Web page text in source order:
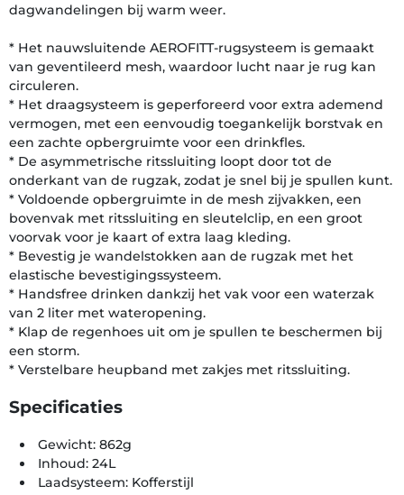
dagwandelingen bij warm weer.
* Het nauwsluitende AEROFITT-rugsysteem is gemaakt
van geventileerd mesh, waardoor lucht naar je rug kan
circuleren.
* Het draagsysteem is geperforeerd voor extra ademend
vermogen, met een eenvoudig toegankelijk borstvak en
een zachte opbergruimte voor een drinkfles.
* De asymmetrische ritssluiting loopt door tot de
onderkant van de rugzak, zodat je snel bij je spullen kunt.
* Voldoende opbergruimte in de mesh zijvakken, een
bovenvak met ritssluiting en sleutelclip, en een groot
voorvak voor je kaart of extra laag kleding.
* Bevestig je wandelstokken aan de rugzak met het
elastische bevestigingssysteem.
* Handsfree drinken dankzij het vak voor een waterzak
van 2 liter met wateropening.
* Klap de regenhoes uit om je spullen te beschermen bij
een storm.
* Verstelbare heupband met zakjes met ritssluiting.
Specificaties
Gewicht: 862g
Inhoud: 24L
Laadsysteem: Kofferstijl